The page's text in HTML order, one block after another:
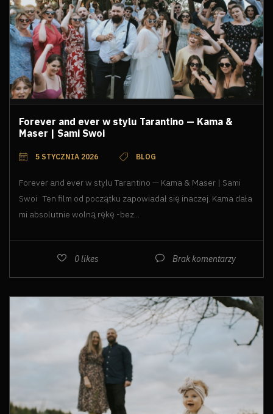
Forever and ever w stylu Tarantino — Kama &
Maser | Sami Swoi
5 STYCZNIA 2026 BLOG
Forever and ever w stylu Tarantino — Kama & Maser | Sami
Swoi Ten film od początku zapowiadał się inaczej. Kama dała
mi absolutnie wolną rękę -bez...
0likes Brak komentarzy